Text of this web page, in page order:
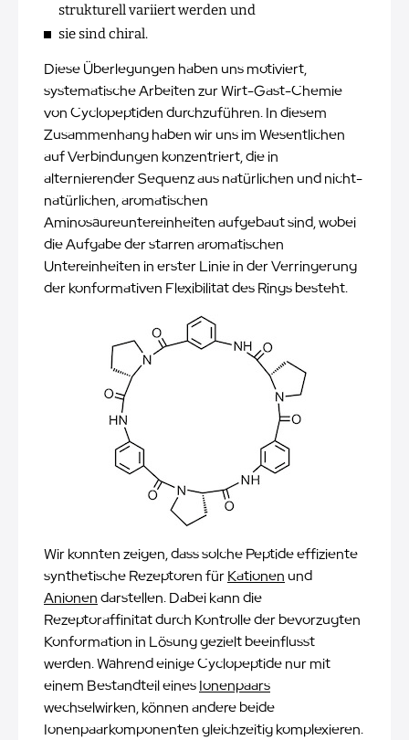
strukturell variiert werden und
sie sind chiral.
Diese Überlegungen haben uns motiviert,
systematische Arbeiten zur Wirt-Gast-Chemie
von Cyclopeptiden durchzuführen. In diesem
Zusammenhang haben wir uns im Wesentlichen
auf Verbindungen konzentriert, die in
alternierender Sequenz aus natürlichen und nicht-
natürlichen, aromatischen
Aminosäureuntereinheiten aufgebaut sind, wobei
die Aufgabe der starren aromatischen
Untereinheiten in erster Linie in der Verringerung
der konformativen Flexibilität des Rings besteht.
Wir konnten zeigen, dass solche Peptide effiziente
synthetische Rezeptoren fürKationen und
Anionendarstellen. Dabei kann die
Rezeptoraffinität durch Kontrolle der bevorzugten
Konformation in Lösung gezielt beeinflusst
werden. Während einige Cyclopeptide nur mit
einem Bestandteil einesIonenpaars
wechselwirken, können andere beide
Ionenpaarkomponenten gleichzeitig komplexieren.